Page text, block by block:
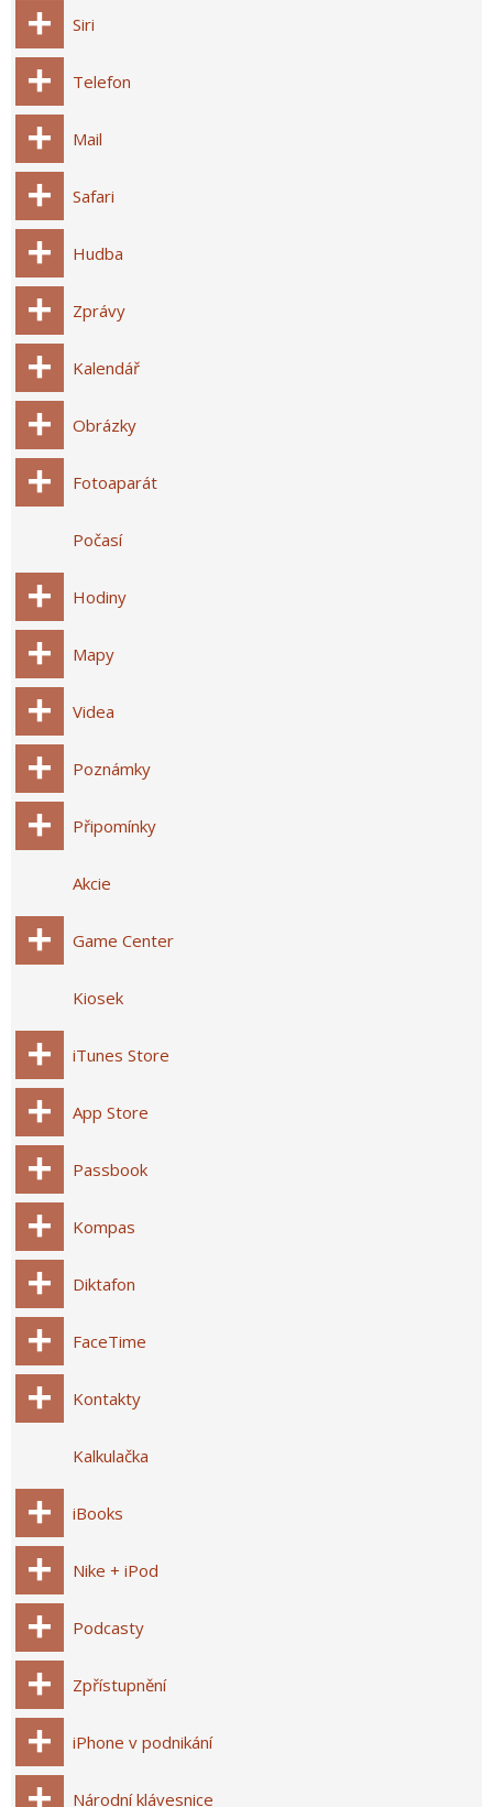
Siri
Telefon
Mail
Safari
Hudba
Zprávy
Kalendář
Obrázky
Fotoaparát
Počasí
Hodiny
Mapy
Videa
Poznámky
Připomínky
Akcie
Game Center
Kiosek
iTunes Store
App Store
Passbook
Kompas
Diktafon
FaceTime
Kontakty
Kalkulačka
iBooks
Nike + iPod
Podcasty
Zpřístupnění
iPhone v podnikání
Národní klávesnice